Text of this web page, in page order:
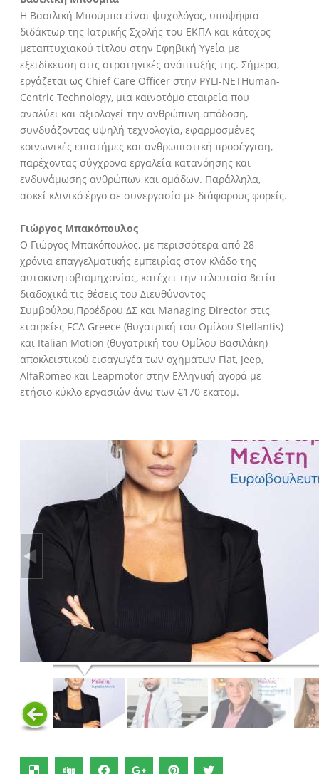
Η Βασιλική Μπούμπα είναι ψυχολόγος, υποψήφια
διδάκτωρ της Ιατρικής Σχολής του ΕΚΠΑ και κάτοχος
μεταπτυχιακού τίτλου στην Εφηβική Υγεία με
εξειδίκευση στις στρατηγικές ανάπτυξής της. Σήμερα,
εργάζεται ως Chief Care Officer στην PYLI-NETHuman-
Centric Technology, μια καινοτόμο εταιρεία που
αναλύει και αξιολογεί την ανθρώπινη απόδοση,
συνδυάζοντας υψηλή τεχνολογία, εφαρμοσμένες
κοινωνικές επιστήμες και ανθρωπιστική προσέγγιση,
παρέχοντας σύγχρονα εργαλεία κατανόησης και
ενδυνάμωσης ανθρώπων και ομάδων. Παράλληλα,
ασκεί κλινικό έργο σε συνεργασία με διάφορους φορείς.
Γιώργος Μπακόπουλος
Ο Γιώργος Μπακόπουλος, με περισσότερα από 28
χρόνια επαγγελματικής εμπειρίας στον κλάδο της
αυτοκινητοβιομηχανίας, κατέχει την τελευταία 8ετία
διαδοχικά τις θέσεις του Διευθύνοντος
Συμβούλου,Προέδρου ΔΣ και Managing Director στις
εταιρείες FCA Greece (θυγατρική του Ομίλου Stellantis)
και Italian Motion (θυγατρική του Ομίλου Βασιλάκη)
αποκλειστικού εισαγωγέα των οχημάτων Fiat, Jeep,
AlfaRomeο και Leapmotor στην Ελληνική αγορά με
ετήσιο κύκλο εργασιών άνω των €170 εκατομ.